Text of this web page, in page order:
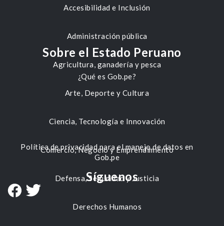
Accesibilidad e Inclusión
Administración pública
Agricultura, ganadería y pesca
Arte, Deporte y Cultura
Ciencia, Tecnología e Innovación
Comercio, Negocio y Emprendimiento
Defensa, Seguridad y Justicia
Derechos Humanos
Sobre el Estado Peruano
¿Qué es Gob.pe?
Política de privacidad para el manejo de datos en
Gob.pe
Síguenos